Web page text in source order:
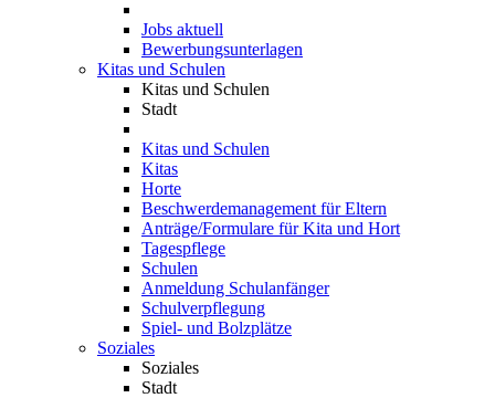
Jobs aktuell
Bewerbungsunterlagen
Kitas und Schulen
Kitas und Schulen
Stadt
Kitas und Schulen
Kitas
Horte
Beschwerdemanagement für Eltern
Anträge/Formulare für Kita und Hort
Tagespflege
Schulen
Anmeldung Schulanfänger
Schulverpflegung
Spiel- und Bolzplätze
Soziales
Soziales
Stadt